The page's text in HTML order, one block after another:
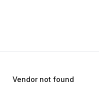
Vendor not found